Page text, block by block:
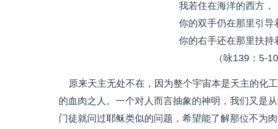
我若住在海洋的西方，
你的双手仍在那里引导
你的右手还在那里扶持
（咏139：5-10
原来天主无处不在，因为整个宇宙本是天主的化
的血肉之人。一个对人而言抽象的神明，我们又是
门徒就问过耶稣类似的问题，希望能了解那位不为肉